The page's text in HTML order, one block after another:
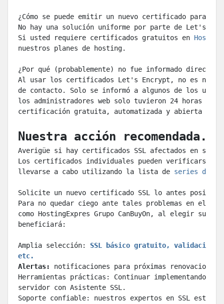
¿Cómo se puede emitir un nuevo certificado para
No hay una solución uniforme por parte de Let's
Si usted requiere certificados gratuitos en
nuestros planes de hosting.
¿Por qué (probablemente) no fue informado
Al usar los certificados Let's Encrypt, no es
de contacto. Solo se informó a algunos de los
los administradores web solo tuvieron 24 horas
certificación gratuita, automatizada y abierta que
Nuestra acción recomendada.
Averigüe si hay certificados SSL afectados en su
Los certificados individuales pueden verificarse
llevarse a cabo utilizando la lista de series de
Solicite un nuevo certificado SSL lo antes posible.
Para no quedar ciego ante tales problemas en el
como HostingExpres Grupo CanBuyOn, al elegir
beneficiará:
Amplia selección: SSL básico gratuito, validación
etc.
Alertas:
notificaciones para próximas
Herramientas prácticas: Continuar implementando
servidor con Asistente SSL.
Soporte confiable: nuestros expertos en SSL